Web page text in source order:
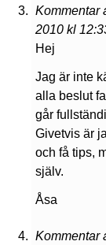
Kommentar
2010 kl
Hej
Jag är inte
alla beslut
går
Givetvis är
och få tips,
själv.
Åsa
Kommentar